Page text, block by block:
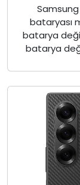
bataryası
batarya
batarya